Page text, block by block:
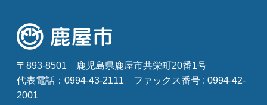
〒893-8501
鹿児島県鹿屋市共栄町20番1号
代表電話：0994-43-2111
ファックス番号 : 0994-42-
2001